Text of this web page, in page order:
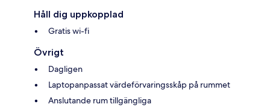
Håll dig uppkopplad
Gratis wi-fi
Övrigt
Dagligen
Laptopanpassat värdeförvaringsskåp på rummet
Anslutande rum tillgängliga